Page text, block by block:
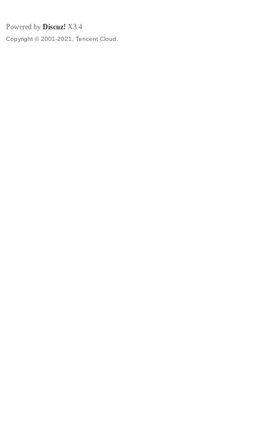
Powered by Discuz! X3.4
Copyright © 2001-2021, Tencent Cloud.